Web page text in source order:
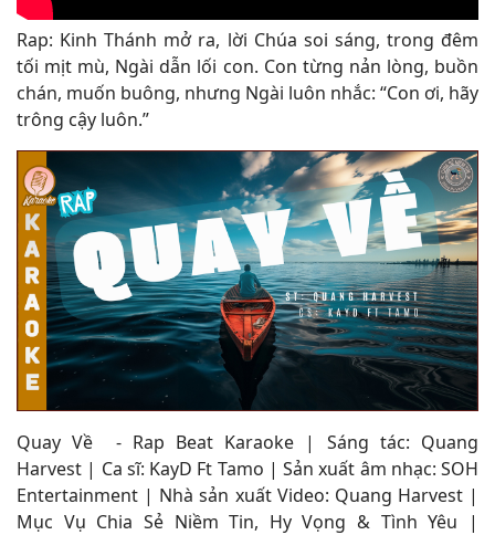
Rap: Kinh Thánh mở ra, lời Chúa soi sáng, trong đêm
tối mịt mù, Ngài dẫn lối con. Con từng nản lòng, buồn
chán, muốn buông, nhưng Ngài luôn nhắc: “Con ơi, hãy
trông cậy luôn.”
Quay Về - Rap Beat Karaoke | Sáng tác: Quang
Harvest | Ca sĩ: KayD Ft Tamo | Sản xuất âm nhạc: SOH
Entertainment | Nhà sản xuất Video: Quang Harvest |
Mục Vụ Chia Sẻ Niềm Tin, Hy Vọng & Tình Yêu |